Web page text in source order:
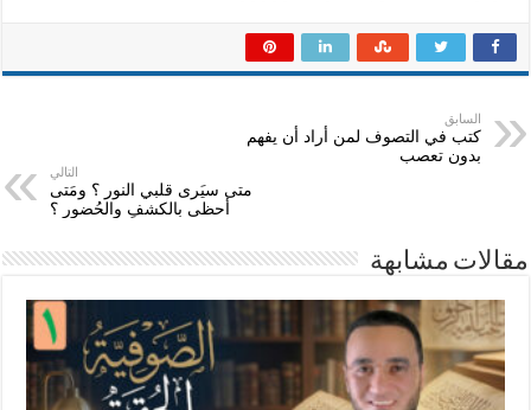
السابق
كتب في التصوف لمن أراد أن يفهم
بدون تعصب
التالي
متى سيَرى قلبي النور ؟ ومَتى
أحظى بالكشفِ والحُضور ؟
مقالات مشابهة